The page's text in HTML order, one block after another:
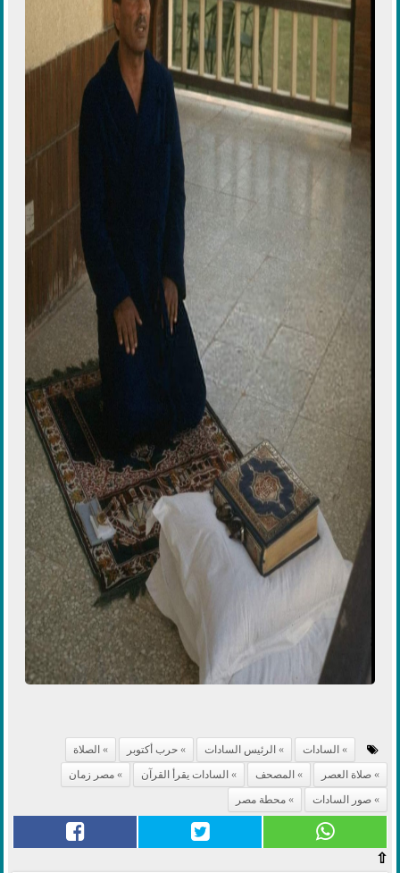
السادات الرئيس السادات حرب أكتوبر
الصلاة
صلاة العصر
المصحف السادات يقرأ القرآن
مصر زمان
صور السادات
محطة مصر
⇧